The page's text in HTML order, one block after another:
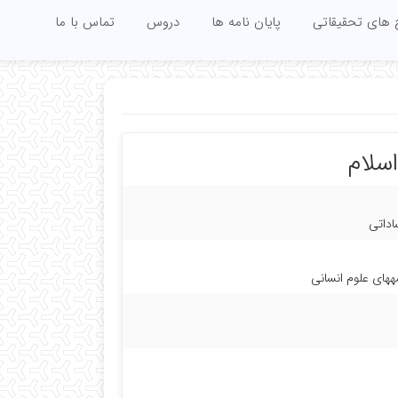
تحقیقاتی پایان نامه ها دروس تماس با ما
علوم انسانی